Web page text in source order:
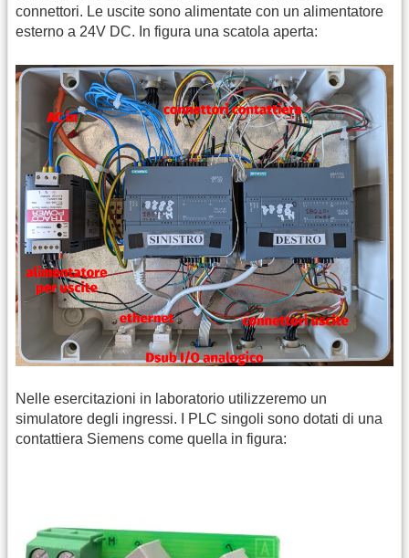
connettori. Le uscite sono alimentate con un alimentatore
esterno a 24V DC. In figura una scatola aperta:
Nelle esercitazioni in laboratorio utilizzeremo un
simulatore degli ingressi. I PLC singoli sono dotati di una
contattiera Siemens come quella in figura: